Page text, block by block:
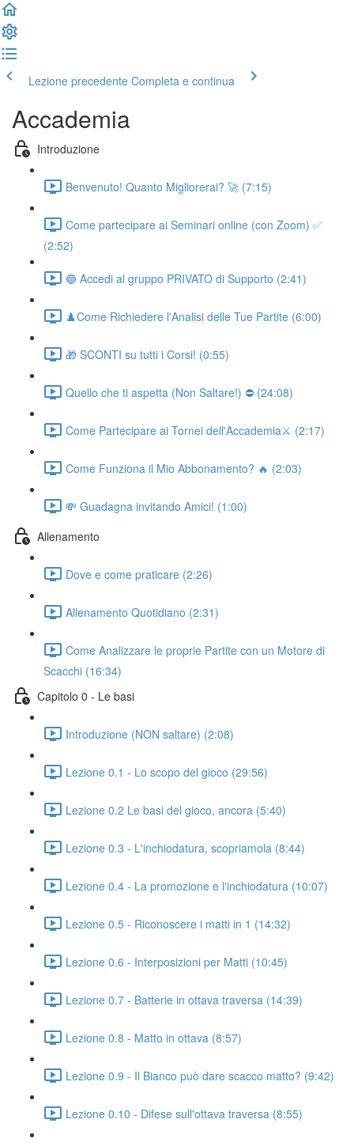
Lezione precedente Completa e continua
Accademia
Introduzione
Benvenuto! Quanto Migliorerai? 🚀 (7:15)
Come partecipare ai Seminari online (con Zoom) ✅
(2:52)
🔵 Accedi al gruppo PRIVATO di Supporto (2:41)
♟️Come Richiedere l'Analisi delle Tue Partite (6:00)
🎁 SCONTI su tutti i Corsi! (0:55)
Quello che ti aspetta (Non Saltare!) ⛔ (24:08)
Come Partecipare ai Tornei dell'Accademia⚔️ (2:17)
Come Funziona il Mio Abbonamento? 🔥 (2:03)
💸 Guadagna invitando Amici! (1:00)
Allenamento
Dove e come praticare (2:26)
Allenamento Quotidiano (2:31)
Come Analizzare le proprie Partite con un Motore di
Scacchi (16:34)
Capitolo 0 - Le basi
Introduzione (NON saltare) (2:08)
Lezione 0.1 - Lo scopo del gioco (29:56)
Lezione 0.2 Le basi del gioco, ancora (5:40)
Lezione 0.3 - L'inchiodatura, scopriamola (8:44)
Lezione 0.4 - La promozione e l'inchiodatura (10:07)
Lezione 0.5 - Riconoscere i matti in 1 (14:32)
Lezione 0.6 - Interposizioni per Matti (10:45)
Lezione 0.7 - Batterie in ottava traversa (14:39)
Lezione 0.8 - Matto in ottava (8:57)
Lezione 0.9 - Il Bianco può dare scacco matto? (9:42)
Lezione 0.10 - Difese sull'ottava traversa (8:55)